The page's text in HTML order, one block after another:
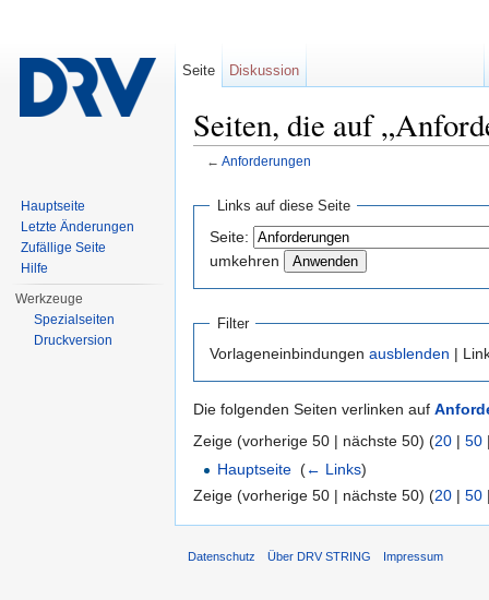
Seiten, die auf
← Anforderungen
Links auf diese Seite
Seite:
umkehren
Filter
Vorlageneinbindungen ausblenden |
Die folgenden Seiten verlinken auf
Zeige (vorherige 50 | nächste 50) (20 | 50
Hauptseite (← Links)
Zeige (vorherige 50 | nächste 50) (20 | 50
Seite Diskussion
Hauptseite
Letzte Änderungen
Zufällige Seite
Hilfe
Werkzeuge
Spezialseiten
Druckversion
Datenschutz Über DRV STRING Impressum